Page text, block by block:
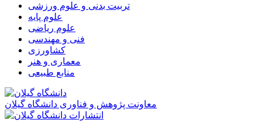
تربیت بدنی و علوم ورزشی
علوم پایه
علوم ریاضی
فنی و مهندسی
کشاورزی
معماری و هنر
منابع طبیعی
معاونت پژوهش و فناوری دانشگاه گیلان